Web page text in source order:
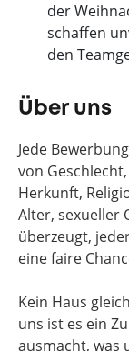
der
schaffen
den
Über uns
Jede
von
Herkunft,
Alter, sexueller
überzeugt,
eine faire
Kein Haus
uns ist es ein
ausmacht, was